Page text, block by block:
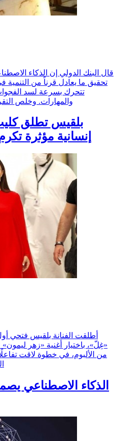
قال البنك الدولي إن الذكاء
تحقيق ما يعادل قرناً من
تتحرك بسرعة لسد
والمهارات. وخلص
بلقيس تطلق
إنسانية مؤثرة
أطلقت الفنانة بلقيس فتحي
«غِلّ»، باختيار أغنية «زهر
من الألبوم، في خطوة لاقت
الذكاء الاصطناعي